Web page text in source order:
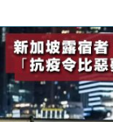
東京半島
13:12
國際｜特
12:30
財經｜香
手